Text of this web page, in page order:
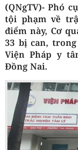
(QNgTV)- Phó
tội phạm về
điểm này, Cơ
33 bị can,
Viện Pháp y
Đồng Nai.